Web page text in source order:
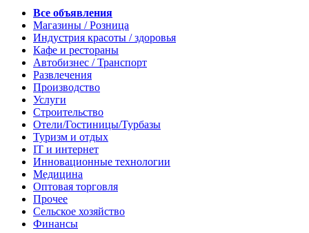
Все объявления
Магазины / Розница
Индустрия красоты / здоровья
Кафе и рестораны
Автобизнес / Транспорт
Развлечения
Производство
Услуги
Строительство
Отели/Гостиницы/Турбазы
Туризм и отдых
IT и интернет
Инновационные технологии
Медицина
Оптовая торговля
Прочее
Сельское хозяйство
Финансы